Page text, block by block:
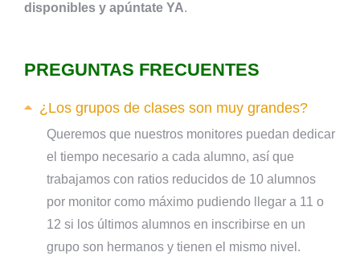
disponibles y apúntate YA.
PREGUNTAS FRECUENTES
¿Los grupos de clases son muy grandes?
Queremos que nuestros monitores puedan dedicar
el tiempo necesario a cada alumno, así que
trabajamos con ratios reducidos de 10 alumnos
por monitor como máximo pudiendo llegar a 11 o
12 si los últimos alumnos en inscribirse en un
grupo son hermanos y tienen el mismo nivel.